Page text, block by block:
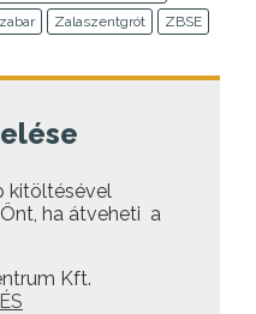
Zalaszentgrót ZBSE
kitöltésével
ha átveheti a
Kft.